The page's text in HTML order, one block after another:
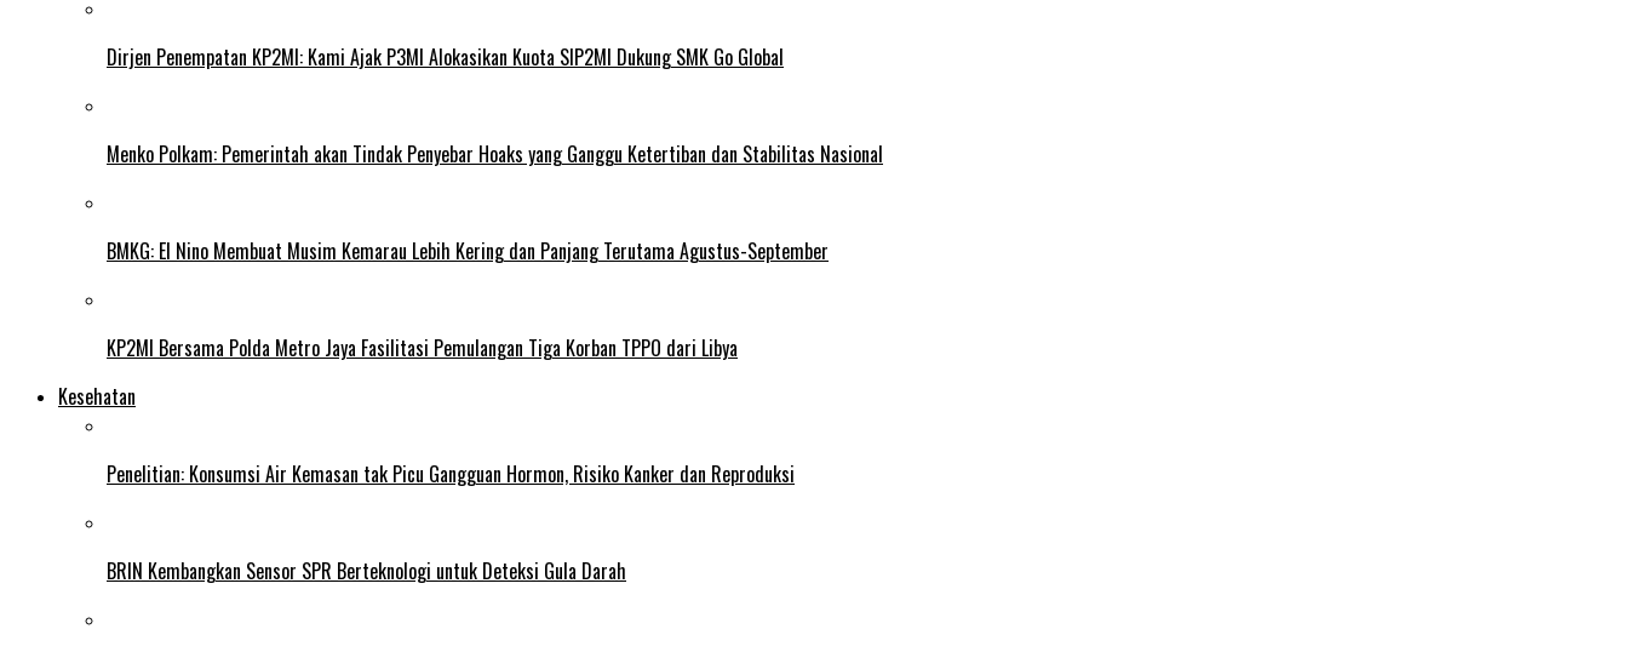
Dirjen Penempatan KP2MI: Kami Ajak P3MI Alokasikan Kuota SIP2MI Dukung SMK Go Global
Menko Polkam: Pemerintah akan Tindak Penyebar Hoaks yang Ganggu Ketertiban dan Stabilitas Nasional
BMKG: El Nino Membuat Musim Kemarau Lebih Kering dan Panjang Terutama Agustus-September
KP2MI Bersama Polda Metro Jaya Fasilitasi Pemulangan Tiga Korban TPPO dari Libya
Kesehatan
Penelitian: Konsumsi Air Kemasan tak Picu Gangguan Hormon, Risiko Kanker dan Reproduksi
BRIN Kembangkan Sensor SPR Berteknologi untuk Deteksi Gula Darah